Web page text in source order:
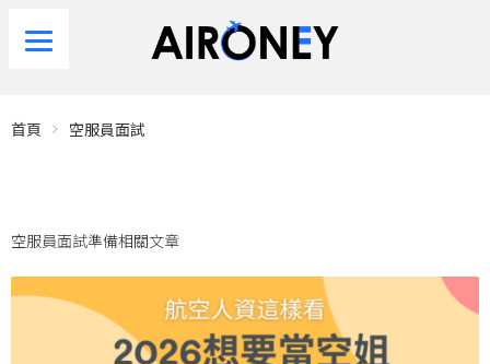
首頁 空服員面試
空服員面試準備相關文章